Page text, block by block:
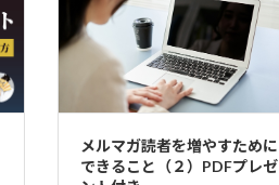
メルマガ読者を増やすために
できること（２）PDFプレゼ